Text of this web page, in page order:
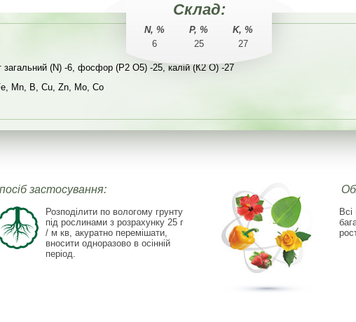
Склад:
N, %
6
P, %
25
K, %
27
загальний (N) -6, фосфор (P2 О5) -25, калій (К2 О) -27
Mn, B, Cu, Zn, Mo, Co
застосування:
Розподілити по вологому грунту
під рослинами з розрахунку 25 г
/ м кв, акуратно перемішати,
вносити одноразово в осінній
період.